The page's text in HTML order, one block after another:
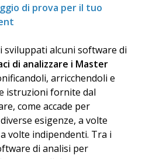
di prova per il tuo
sviluppati alcuni software di
di analizzare i Master
arricchendoli e
istruzioni fornite dal
come accade per
esigenze, a volte
volte indipendenti. Tra i
di analisi per